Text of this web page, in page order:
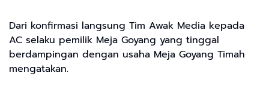
Dari konfirmasi langsung Tim Awak Media kepada
AC selaku pemilik Meja Goyang yang tinggal
berdampingan dengan usaha Meja Goyang Timah
mengatakan.